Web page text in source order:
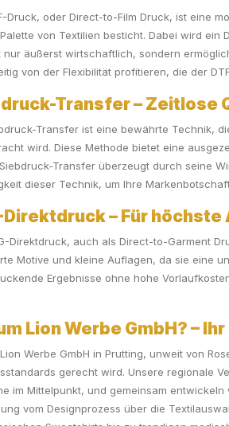
Druck, oder Direct-to-Film Druck, ist eine
von Textilien besticht. Dabei wird ein
nur äußerst wirtschaftlich, sondern
von der Flexibilität profitieren, die der
Transfer – Zeitlose
Transfer ist eine bewährte Technik,
wird. Diese Methode bietet eine
Transfer überzeugt durch seine
dieser Technik, um Ihre
Direktdruck – Für
Direktdruck, auch als Direct-to-Garment
Motive und kleine Auflagen, da sie eine
Ergebnisse ohne hohe
Lion Werbe GmbH? –
Werbe GmbH in Prutting, unweit von
gerecht wird. Unsere regionale
im Mittelpunkt, und gemeinsam
vom Designprozess über die